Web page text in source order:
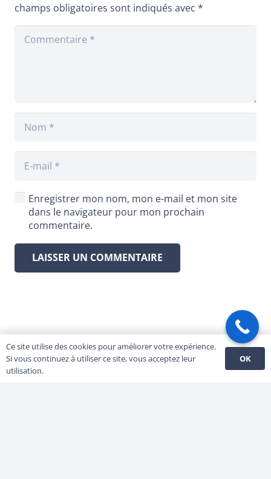
champs obligatoires sont indiqués avec *
Enregistrer mon nom, mon e-mail et mon site
dans le navigateur pour mon prochain
commentaire.
LAISSER UN COMMENTAIRE
Ce site utilise des cookies pour améliorer votre expérience.
Si vous continuez à utiliser ce site, vous acceptez leur
utilisation.
OK